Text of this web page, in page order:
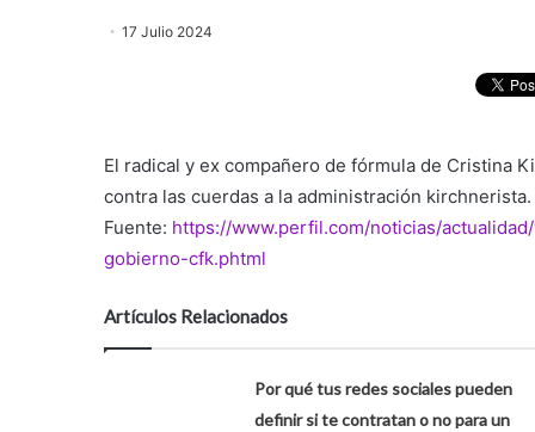
17 Julio 2024
El radical y ex compañero de fórmula de Cristina
contra las cuerdas a la administración
Fuente: https://www.perfil.com/noticias/
gobierno-cfk.phtml
Artículos Relacionados
Por qué tus redes sociales pueden
definir si te contratan o no para un